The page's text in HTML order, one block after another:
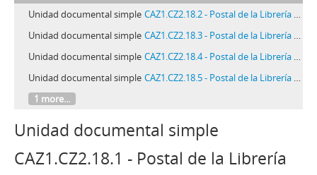
Unidad documental simple CAZ1.CZ2.18.2 - Postal de la Librería Vázquez Cores con fotografía teatralizada de "Tabaré" de Juan Zorrilla de San Martín
Unidad documental simple CAZ1.CZ2.18.3 - Postal de la Librería Vázquez Cores con fotografía teatralizada de "Tabaré" de Juan Zorrilla de San Martín
Unidad documental simple CAZ1.CZ2.18.4 - Postal de la Librería Vázquez Cores con fotografía teatralizada de "Tabaré" de Juan Zorrilla de San Martín
Unidad documental simple CAZ1.CZ2.18.5 - Postal de la Librería Vázquez Cores con fotografía teatralizada de "Tabaré" de Juan Zorrilla de San Martín
1 more...
Unidad documental simple
CAZ1.CZ2.18.1 - Postal de la Librería